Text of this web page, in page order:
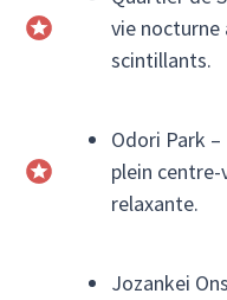
vie nocturne
scintillants.
Odori Park
plein
relaxante.
Jozankei